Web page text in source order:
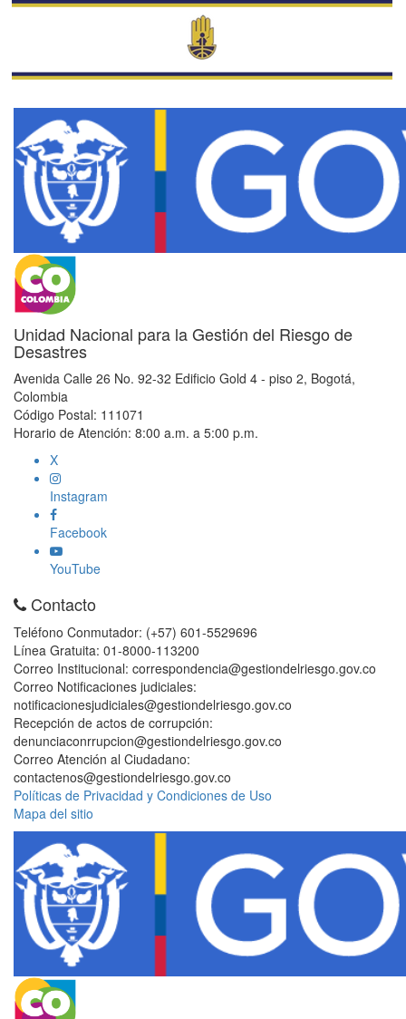
Unidad Nacional para la Gestión del Riesgo de
Desastres
Avenida Calle 26 No. 92-32 Edificio Gold 4 - piso 2, Bogotá,
Colombia
Código Postal: 111071
Horario de Atención: 8:00 a.m. a 5:00 p.m.
X
Instagram
Facebook
YouTube
Contacto
Teléfono Conmutador: (+57) 601-5529696
Línea Gratuita: 01-8000-113200
Correo Institucional: correspondencia@gestiondelriesgo.gov.co
Correo Notificaciones judiciales:
notificacionesjudiciales@gestiondelriesgo.gov.co
Recepción de actos de corrupción:
denunciaconrrupcion@gestiondelriesgo.gov.co
Correo Atención al Ciudadano:
contactenos@gestiondelriesgo.gov.co
Políticas de Privacidad y Condiciones de Uso
Mapa del sitio